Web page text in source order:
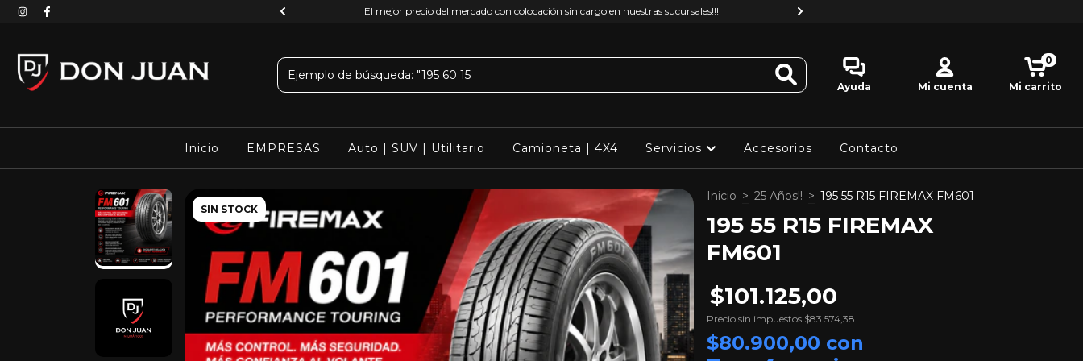
compra segura con Mercado Pago El mejor precio del mercado con colocación sin cargo en nuestras sucursales!!!
Ayuda Mi cuenta Mi carrito
0
Inicio EMPRESAS Auto | SUV | Utilitario Camioneta | 4X4 Servicios Accesorios Contacto
SIN STOCK
Inicio > 25 Años!! > 195 55 R15 FIREMAX FM601
195 55 R15 FIREMAX
FM601
$101.125,00
Precio sin impuestos $83.574,38
$80.900,00 con